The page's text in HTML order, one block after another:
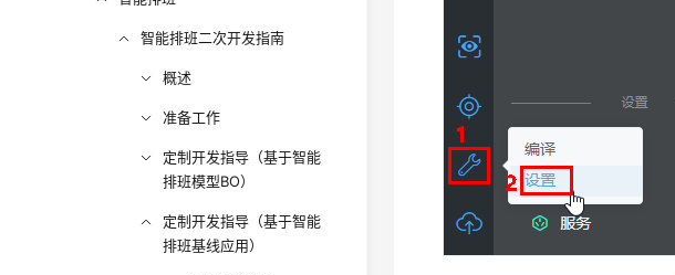
智能排班二次开发指南
概述
准备工作
定制开发指导（基于智能
排班模型BO）
定制开发指导（基于智能
排班基线应用）